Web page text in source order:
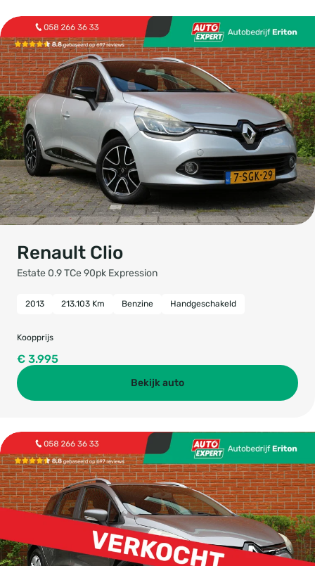
Renault Clio
Estate 0.9 TCe 90pk Expression
2013 213.103 Km Benzine Handgeschakeld
Koopprijs
€ 3.995
Bekijk auto